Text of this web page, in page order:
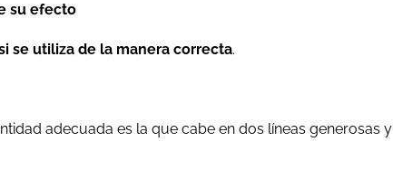
su efecto
se utiliza de la manera correcta.
adecuada es la que cabe en dos líneas generosas y